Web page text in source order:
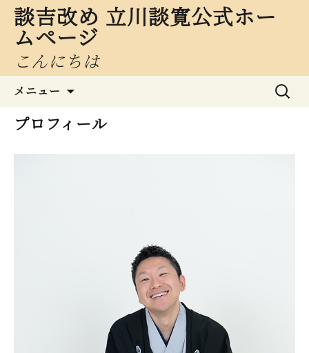
談吉改め 立川談寛公式ホー
ムページ
こんにちは
メニュー
検
索:
プロフィール